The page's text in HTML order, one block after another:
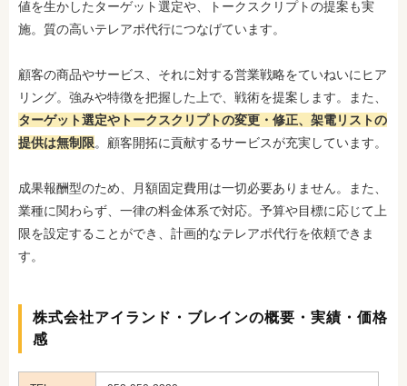
値を生かしたターゲット選定や、トークスクリプトの提案も実
施。質の高いテレアポ代行につなげています。
顧客の商品やサービス、それに対する営業戦略をていねいにヒア
リング。強みや特徴を把握した上で、戦術を提案します。また、
ターゲット選定やトークスクリプトの変更・修正、架電リストの
提供は無制限。顧客開拓に貢献するサービスが充実しています。
成果報酬型のため、月額固定費用は一切必要ありません。また、
業種に関わらず、一律の料金体系で対応。予算や目標に応じて上
限を設定することができ、計画的なテレアポ代行を依頼できま
す。
株式会社アイランド・ブレインの概要・実績・価格
感